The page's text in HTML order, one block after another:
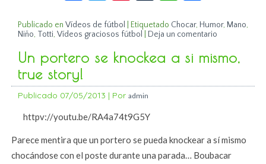
Publicado en Vídeos de fútbol Etiquetado Chocar, Humor, Mano,
Niño, Totti,Vídeos graciosos fútbol Deja un comentario
Un portero se knockea a si mismo,
true story!
Publicado 07/05/2013 | Por admin
httpv://youtu.be/RA4a74t9G5Y
Parece mentira que un portero se pueda knockear a sí mismo
chocándose con el poste durante una parada… Boubacar